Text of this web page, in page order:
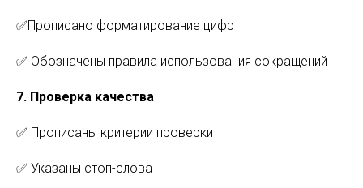
✅Прописано форматирование цифр
✅ Обозначены правила использования сокращений
7. Проверка качества
✅ Прописаны критерии проверки
✅ Указаны стоп-слова